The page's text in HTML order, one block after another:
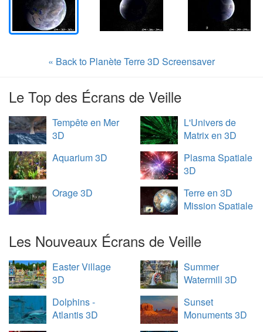
« Back to Planète Terre 3D Screensaver
Le Top des Écrans de Veille
Tempête en Mer
3D
L'Univers de
Matrix en 3D
Aquarium 3D
Plasma Spatiale
3D
Orage 3D
Terre en 3D
Mission Spatiale
Les Nouveaux Écrans de Veille
Easter Village
3D
Summer
Watermill 3D
Dolphins -
Atlantis 3D
Sunset
Monuments 3D